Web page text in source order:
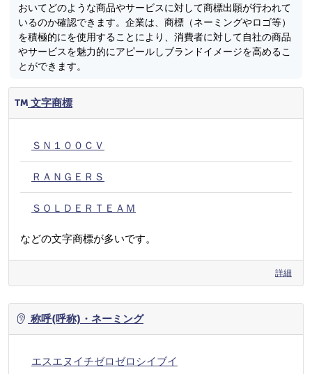
おいてどのような商品やサービスに対して商標出願が行われて
いるのか確認できます。企業は、商標（ネーミングやロゴ等）
を積極的にを使用することにより、消費者に対して自社の商品
やサービスを魅力的にアピールしブランドイメージを高めるこ
とができます。
文字商標
ＳＮ１００ＣＶ
ＲＡＮＧＥＲＳ
ＳＯＬＤＥＲＴＥＡＭ
などの文字商標が多いです。
詳細
称呼(呼称)・ネーミング
エスエヌイチゼロゼロシイブイ